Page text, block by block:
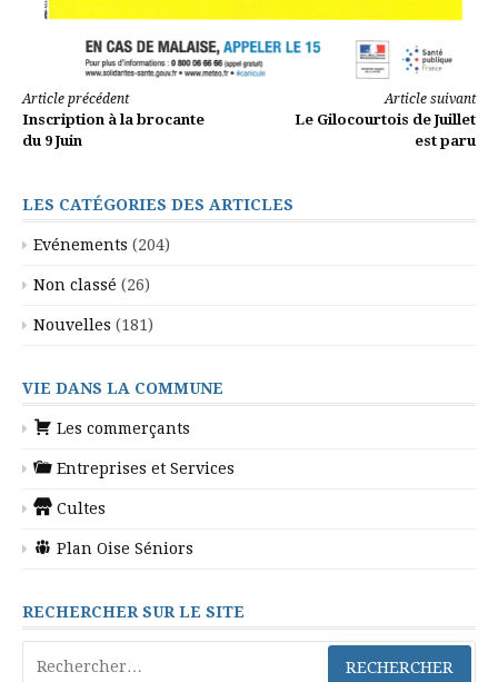
Lire
la
suite
Article précédent
Inscription à la brocante
du 9 Juin
Article suivant
Le Gilocourtois de Juillet
est paru
LES CATÉGORIES DES ARTICLES
Evénements (204)
Non classé (26)
Nouvelles (181)
VIE DANS LA COMMUNE
Les commerçants
Entreprises et Services
Cultes
Plan Oise Séniors
RECHERCHER SUR LE SITE